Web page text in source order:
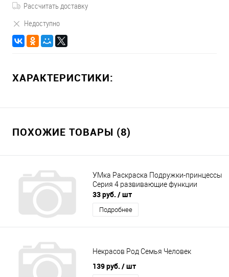
Рассчитать доставку
Недоступно
ХАРАКТЕРИСТИКИ:
ПОХОЖИЕ ТОВАРЫ (8)
УМка Раскраска Подружки-принцессы
Серия 4 развивающие функции
33 руб. / шт
Подробнее
Некрасов Род Семья Человек
139 руб. / шт